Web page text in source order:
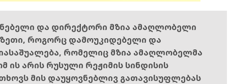
და დირექტორი მზია ამაღლობელი
როგორც დამოუკიდებელი და
რომელიც მზია ამაღლობელმა
ის არის რუსული რეჟიმის სინდისის
მის დაუყოვნებლივ გათავისუფლებას